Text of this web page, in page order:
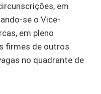
em
se o Vice-
em pleno
firmes de outros
no quadrante de